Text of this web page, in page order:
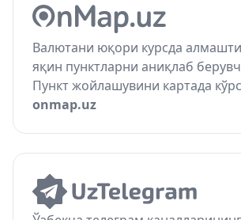
Валютани юқори курсда
яқин пунктларни аниқлаб
Пункт жойлашувини картада
onmap.uz